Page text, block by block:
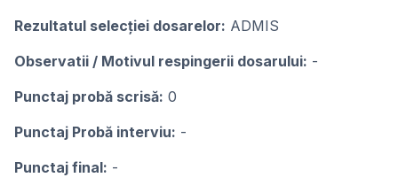
Rezultatul selecţiei dosarelor: ADMIS
Observatii / Motivul respingerii dosarului: -
Punctaj probă scrisă: 0
Punctaj Probă interviu: -
Punctaj final: -